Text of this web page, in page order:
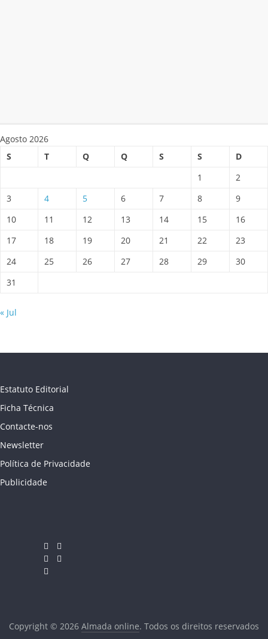
Agosto 2026
S
T Q Q S S
D
1
2
3
4 5 6 7 8
9
10
11 12 13 14 15
16
17
18 19 20 21 22
23
24
25 26 27 28 29
30
31
« Jul
Estatuto Editorial
Ficha Técnica
Contacte-nos
Newsletter
Política de Privacidade
Publicidade
Copyright © 2026 Almada online. Todos os direitos reservados